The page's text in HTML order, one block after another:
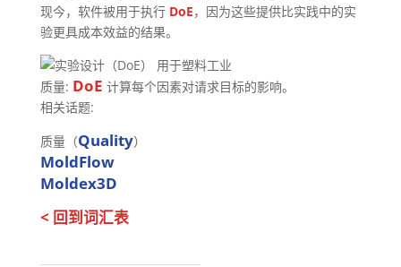
现今，软件被用于执行 DoE，因为这些提供比实践中的实
验更具成本效益的结果。
质量: DoE 计算每个因素对请求目标的影响。
相关话题:
质量（Quality）
MoldFlow
Moldex3D
< 回到词汇表